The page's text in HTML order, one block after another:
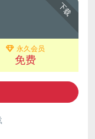
下载
永久会员
免费